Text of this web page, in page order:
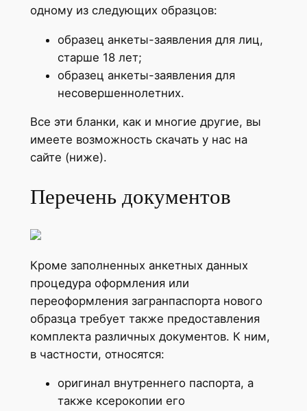
одному из следующих образцов:
образец анкеты-заявления для лиц,
старше 18 лет;
образец анкеты-заявления для
несовершеннолетних.
Все эти бланки, как и многие другие, вы
имеете возможность скачать у нас на
сайте (ниже).
Перечень документов
Кроме заполненных анкетных данных
процедура оформления или
переоформления загранпаспорта нового
образца требует также предоставления
комплекта различных документов. К ним,
в частности, относятся:
оригинал внутреннего паспорта, а
также ксерокопии его